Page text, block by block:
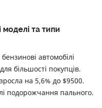
моделі та типи
автомобілі
більшості покупців.
на 5,6% до $9500.
подорожчання пального.